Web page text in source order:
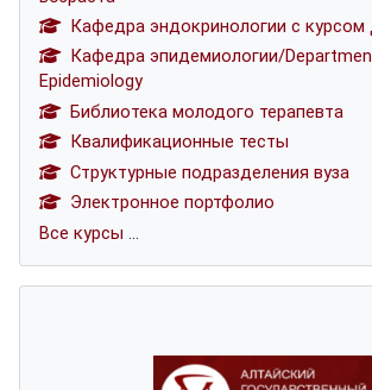
Кафедра эндокринологии с
Кафедра эпидемиологии/
Epidemiology
Библиотека молодого терапевта
Квалификационные тесты
Структурные подразделения вуза
Электронное портфолио
Все курсы ...